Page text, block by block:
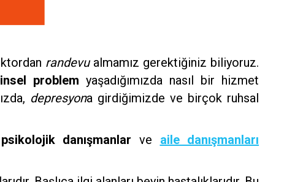
randevualmamız gerektiğiniz biliyoruz.
problem yaşadığımızda nasıl bir hizmet
depresyona girdiğimizde ve birçok ruhsal
psikolojik danışmanlar ve aile danışmanları